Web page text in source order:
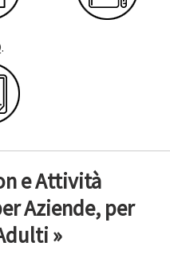
e Attività
Aziende, per
»